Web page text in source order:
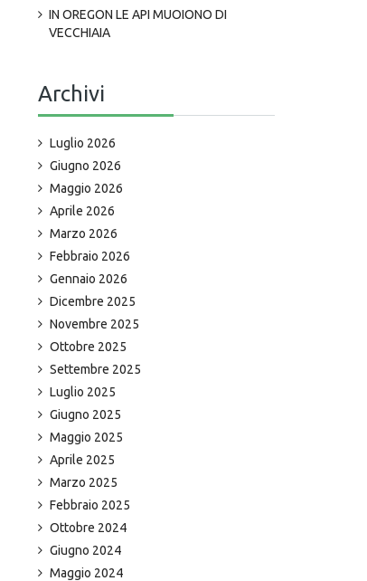
IN OREGON LE API MUOIONO DI
VECCHIAIA
Archivi
Luglio 2026
Giugno 2026
Maggio 2026
Aprile 2026
Marzo 2026
Febbraio 2026
Gennaio 2026
Dicembre 2025
Novembre 2025
Ottobre 2025
Settembre 2025
Luglio 2025
Giugno 2025
Maggio 2025
Aprile 2025
Marzo 2025
Febbraio 2025
Ottobre 2024
Giugno 2024
Maggio 2024